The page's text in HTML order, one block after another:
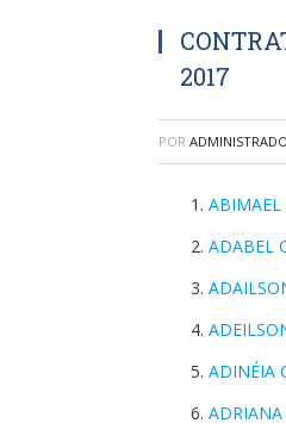
2017
POR
ABIMAEL
ADABEL
ADINÉIA